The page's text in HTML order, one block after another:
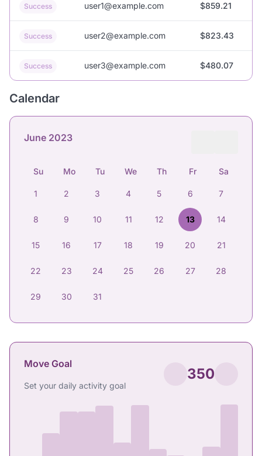
Success user1@example.com $859.21
Success user2@example.com $823.43
Success user3@example.com $480.07
Calendar
June 2023
Su Mo Tu We Th Fr Sa
1 2 3 4 5 6 7
8 9 10 11 12 13 14
15 16 17 18 19 20 21
22 23 24 25 26 27 28
29 30 31
Move Goal
Set your daily activity goal
350